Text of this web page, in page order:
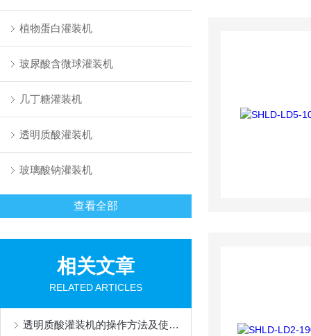
植物蛋白灌装机
玻尿酸含微球灌装机
几丁糖灌装机
透明质酸灌装机
玻璃酸钠灌装机
查看全部
相关文章
RELATED ARTICLES
透明质酸灌装机的操作方法及使用注意事项